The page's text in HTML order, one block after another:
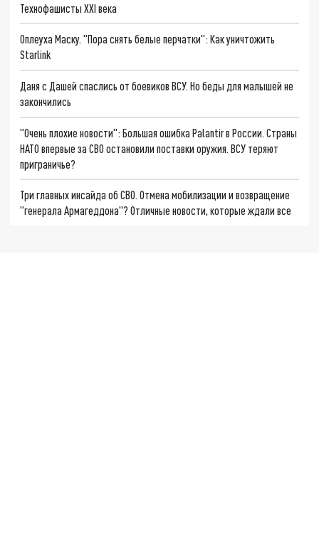
Технофашисты XXI века
Оплеуха Маску. "Пора снять белые перчатки": Как уничтожить
Starlink
Даня с Дашей спаслись от боевиков ВСУ. Но беды для малышей не
закончились
"Очень плохие новости": Большая ошибка Palantir в России. Страны
НАТО впервые за СВО остановили поставки оружия. ВСУ теряют
приграничье?
Три главных инсайда об СВО. Отмена мобилизации и возвращение
"генерала Армагеддона"? Отличные новости, которые ждали все